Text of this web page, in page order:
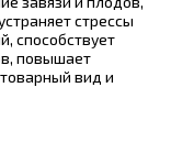
стрессы
способствует
повышает
вид и